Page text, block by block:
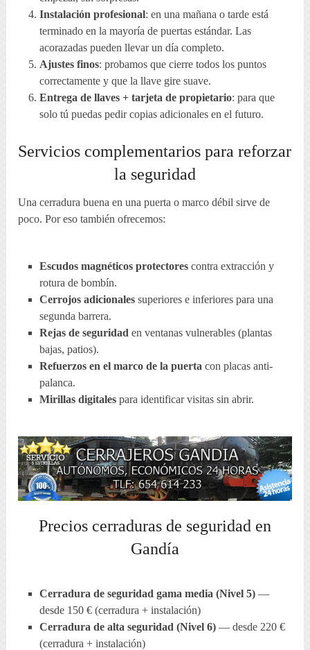
Instalación profesional: en una mañana o tarde está
terminado en la mayoría de puertas estándar. Las
acorazadas pueden llevar un día completo.
Ajustes finos: probamos que cierre todos los puntos
correctamente y que la llave gire suave.
Entrega de llaves + tarjeta de propietario: para que
solo tú puedas pedir copias adicionales en el futuro.
Servicios complementarios para reforzar
la seguridad
Una cerradura buena en una puerta o marco débil sirve de
poco. Por eso también ofrecemos:
Escudos magnéticos protectorescontra extracción y
rotura de bombín.
Cerrojos adicionalessuperiores e inferiores para una
segunda barrera.
Rejas de seguridad en ventanas vulnerables (plantas
bajas, patios).
Refuerzos en el marco de la puerta con placas anti-
palanca.
Mirillas digitalespara identificar visitas sin abrir.
Precios cerraduras de seguridad en
Gandía
Cerradura de seguridad gama media (Nivel 5)—
desde 150 € (cerradura + instalación)
Cerradura de alta seguridad (Nivel 6)— desde 220 €
(cerradura + instalación)